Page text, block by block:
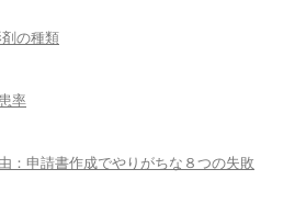
の種類
率
：申請書作成でやりがちな８つの失敗